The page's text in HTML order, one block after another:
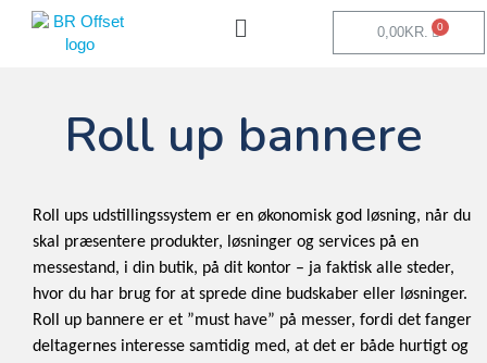
0,00KR.
Roll up bannere
Roll ups udstillingssystem er en økonomisk god løsning, når du
skal præsentere produkter, løsninger og services på en
messestand, i din butik, på dit kontor – ja faktisk alle steder,
hvor du har brug for at sprede dine budskaber eller løsninger.
Roll up bannere er et ”must have” på messer, fordi det fanger
deltagernes interesse samtidig med, at det er både hurtigt og